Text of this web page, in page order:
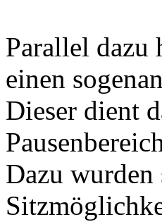
Parallel dazu
einen
Dieser dient
Dazu